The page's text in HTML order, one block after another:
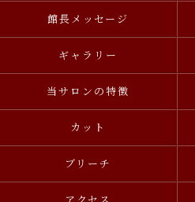
館長メッセージ
ギャラリー
当サロンの特徴
カット
ブリーチ
アクセス